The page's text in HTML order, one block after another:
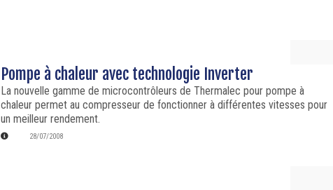
Pompe à chaleur avec technologie Inverter
La nouvelle gamme de microcontrôleurs de Thermalec pour pompe à
chaleur permet au compresseur de fonctionner à différentes vitesses pour
un meilleur rendement.
28/07/2008